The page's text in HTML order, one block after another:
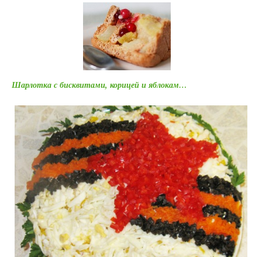
Шарлотка с бисквитами, корицей и яблокам…